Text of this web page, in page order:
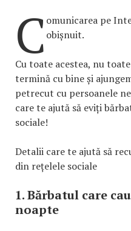
C omunicarea pe
obișnuit.
Cu toate acestea, nu
termină cu bine și
petrecut cu persoanele
care te ajută să eviți
sociale!
Detalii care te ajută să
din rețelele sociale
1. Bărbatul care
noapte